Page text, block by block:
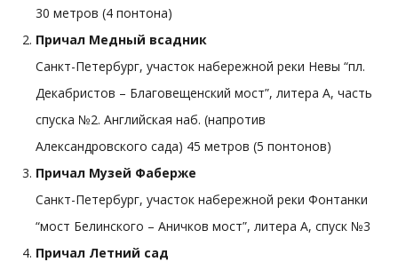
30 метров (4 понтона)
Причал Медный всадник
Санкт-Петербург, участок набережной реки Невы “пл.
Декабристов – Благовещенский мост”, литера А, часть
спуска №2. Английская наб. (напротив
Александровского сада) 45 метров (5 понтонов)
Причал Музей Фаберже
Санкт-Петербург, участок набережной реки Фонтанки
“мост Белинского – Аничков мост”, литера А, спуск №3
Причал Летний сад